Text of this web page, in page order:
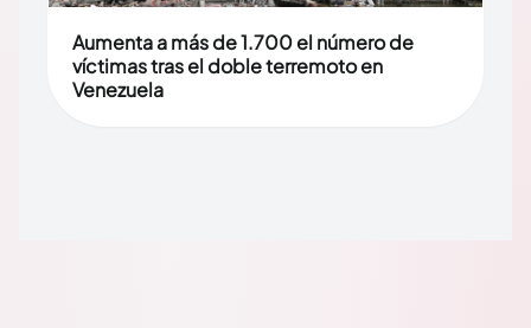
Aumenta a más de 1.700 el número de
víctimas tras el doble terremoto en
Venezuela